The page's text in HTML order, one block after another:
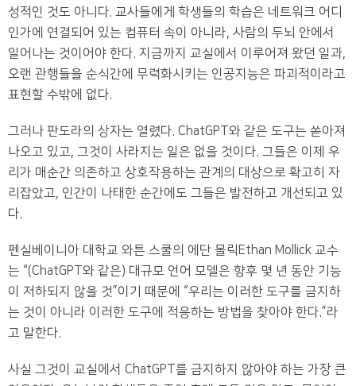
성적인 것도 아니다. 교사들에게 학생들의 학습은 네트워크 어디
인가에 연결되어 있는 컴퓨터 속이 아니라, 사람의 두뇌 안에서
일어나는 것이어야 한다. 지금까지 교실에서 이루어져 왔던 일과,
오랜 관행들을 순식간에 무력화시키는 인공지능은 파괴적이라고
표현할 수밖에 없다.
그러나 판도라의 상자는 열렸다. ChatGPT와 같은 도구는 쏟아져
나오고 있고, 그것이 사라지는 일은 없을 것이다. 그들은 이제 우
리가 매순간 의존하고 상호작용하는 관계의 대상으로 확고히 자
리잡았고, 인간이 나태한 순간에도 그들은 발전하고 개선되고 있
다.
펜실베이니아 대학교 와튼 스쿨의 에단 몰릭Ethan Mollick 교수
는 “(ChatGPT와 같은) 대규모 언어 모델은 향후 몇 년 동안 기능
이 저하되지 않을 것”이기 때문에 “우리는 이러한 도구를 금지하
는 것이 아니라 이러한 도구에 적응하는 방법을 찾아야 한다.”라
고 말한다.
사실 그것이 교실에서 ChatGPT를 금지하지 않아야 하는 가장 큰